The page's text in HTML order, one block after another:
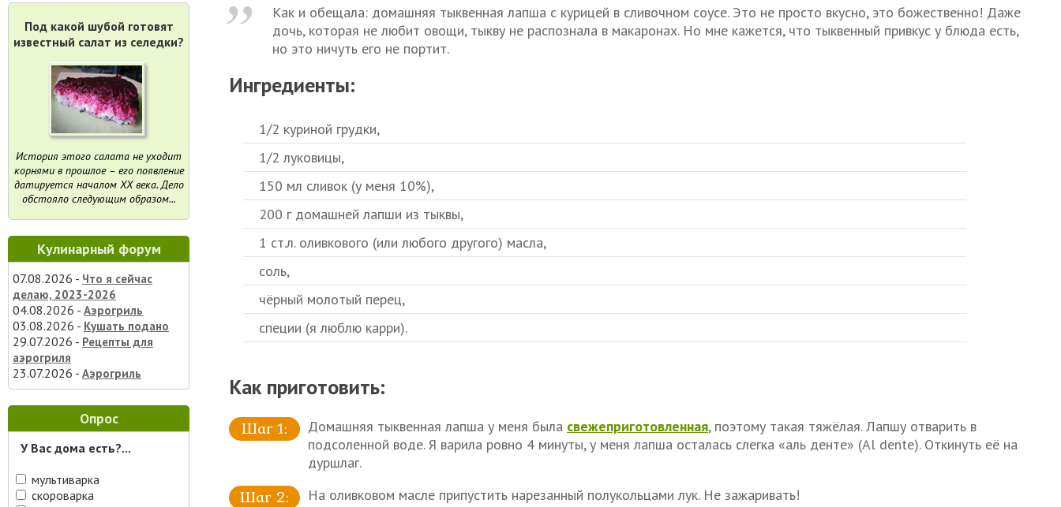
Под какой шубой готовят
известный салат из селедки?
История этого салата не уходит
корнями в прошлое – его появление
датируется началом XX века. Дело
обстояло следующим образом...
Кулинарный форум
07.08.2026 - Что я сейчас
делаю, 2023-2026
04.08.2026 - Аэрогриль
03.08.2026 - Кушать подано
29.07.2026 - Рецепты для
аэрогриля
23.07.2026 - Аэрогриль
Опрос
У Вас дома есть?...
мультиварка
скороварка
Как и обещала: домашняя тыквенная лапша с курицей в сливочном соусе. Это не просто вкусно, это божественно! Даже
дочь, которая не любит овощи, тыкву не распознала в макаронах. Но мне кажется, что тыквенный привкус у блюда есть,
но это ничуть его не портит.
Ингредиенты:
1/2 куриной грудки,
1/2 луковицы,
150 мл сливок (у меня 10%),
200 г домашней лапши из тыквы,
1 ст.л. оливкового (или любого другого) масла,
соль,
чёрный молотый перец,
специи (я люблю карри).
Как приготовить:
Домашняя тыквенная лапша у меня была свежеприготовленная, поэтому такая тяжёлая. Лапшу отварить в
подсоленной воде. Я варила ровно 4 минуты, у меня лапша осталась слегка «аль денте» (Al dente). Откинуть её на
дуршлаг.
На оливковом масле припустить нарезанный полукольцами лук. Не зажаривать!